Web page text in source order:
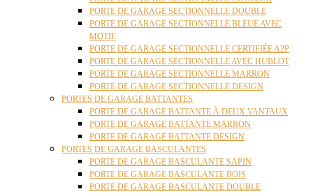
PORTE DE GARAGE SECTIONNELLE DOUBLE
PORTE DE GARAGE SECTIONNELLE BLEUE AVEC
MOTIF
PORTE DE GARAGE SECTIONNELLE CERTIFIÉE A2P
PORTE DE GARAGE SECTIONNELLE AVEC HUBLOT
PORTE DE GARAGE SECTIONNELLE MARRON
PORTE DE GARAGE SECTIONNELLE DESIGN
PORTES DE GARAGE BATTANTES
PORTE DE GARAGE BATTANTE À DEUX VANTAUX
PORTE DE GARAGE BATTANTE MARRON
PORTE DE GARAGE BATTANTE DESIGN
PORTES DE GARAGE BASCULANTES
PORTE DE GARAGE BASCULANTE SAPIN
PORTE DE GARAGE BASCULANTE BOIS
PORTE DE GARAGE BASCULANTE DOUBLE